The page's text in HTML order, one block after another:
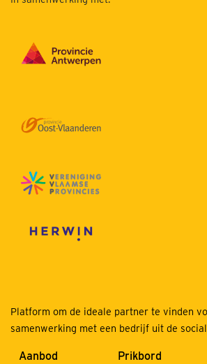
Platform om de ideale partner te vinden
samenwerking met een bedrijf uit de
Aanbod Prikbord